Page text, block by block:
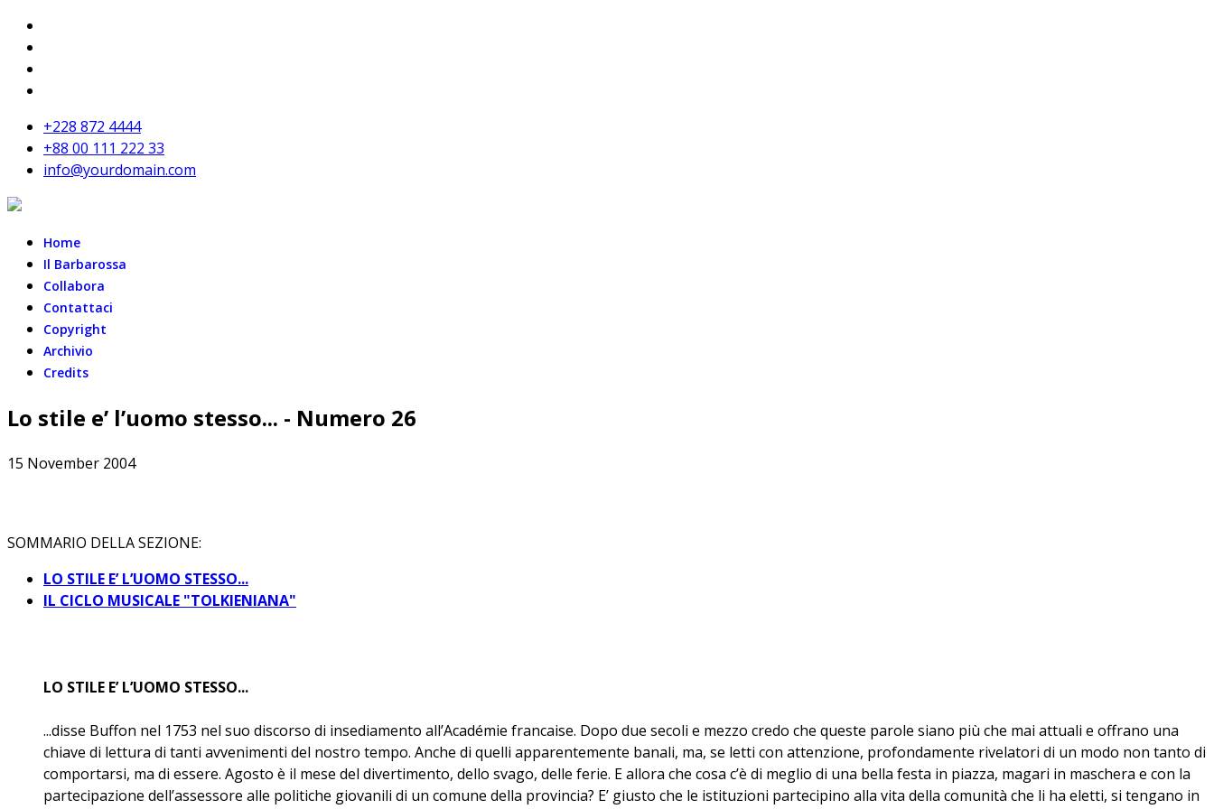
+228 872 4444
+88 00 111 222 33
info@yourdomain.com
Home
Il Barbarossa
Collabora
Contattaci
Copyright
Archivio
Credits
Lo stile e’ l’uomo stesso... - Numero 26
15 November 2004
SOMMARIO DELLA SEZIONE:
LO STILE E’ L’UOMO STESSO...
IL CICLO MUSICALE "TOLKIENIANA"
LO STILE E’ L’UOMO STESSO...
...disse Buffon nel 1753 nel suo discorso di insediamento all’Académie francaise. Dopo due secoli e mezzo credo che queste parole siano più che mai attuali e offrano una
chiave di lettura di tanti avvenimenti del nostro tempo. Anche di quelli apparentemente banali, ma, se letti con attenzione, profondamente rivelatori di un modo non tanto di
comportarsi, ma di essere. Agosto è il mese del divertimento, dello svago, delle ferie. E allora che cosa c’è di meglio di una bella festa in piazza, magari in maschera e con la
partecipazione dell’assessore alle politiche giovanili di un comune della provincia? E’ giusto che le istituzioni partecipino alla vita della comunità che li ha eletti, si tengano in